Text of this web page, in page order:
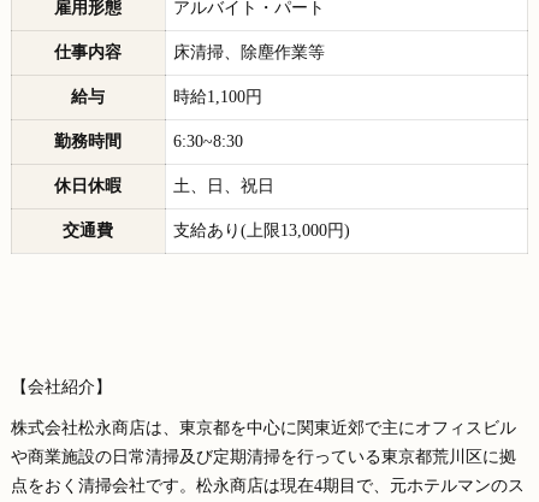
雇用形態 アルバイト・パート
仕事内容 床清掃、除塵作業等
給与 時給1,100円
勤務時間 6:30~8:30
休日休暇 土、日、祝日
交通費 支給あり(上限13,000円)
【会社紹介】
株式会社松永商店は、東京都を中心に関東近郊で主にオフィスビル
や商業施設の日常清掃及び定期清掃を行っている東京都荒川区に拠
点をおく清掃会社です。松永商店は現在4期目で、元ホテルマンのス